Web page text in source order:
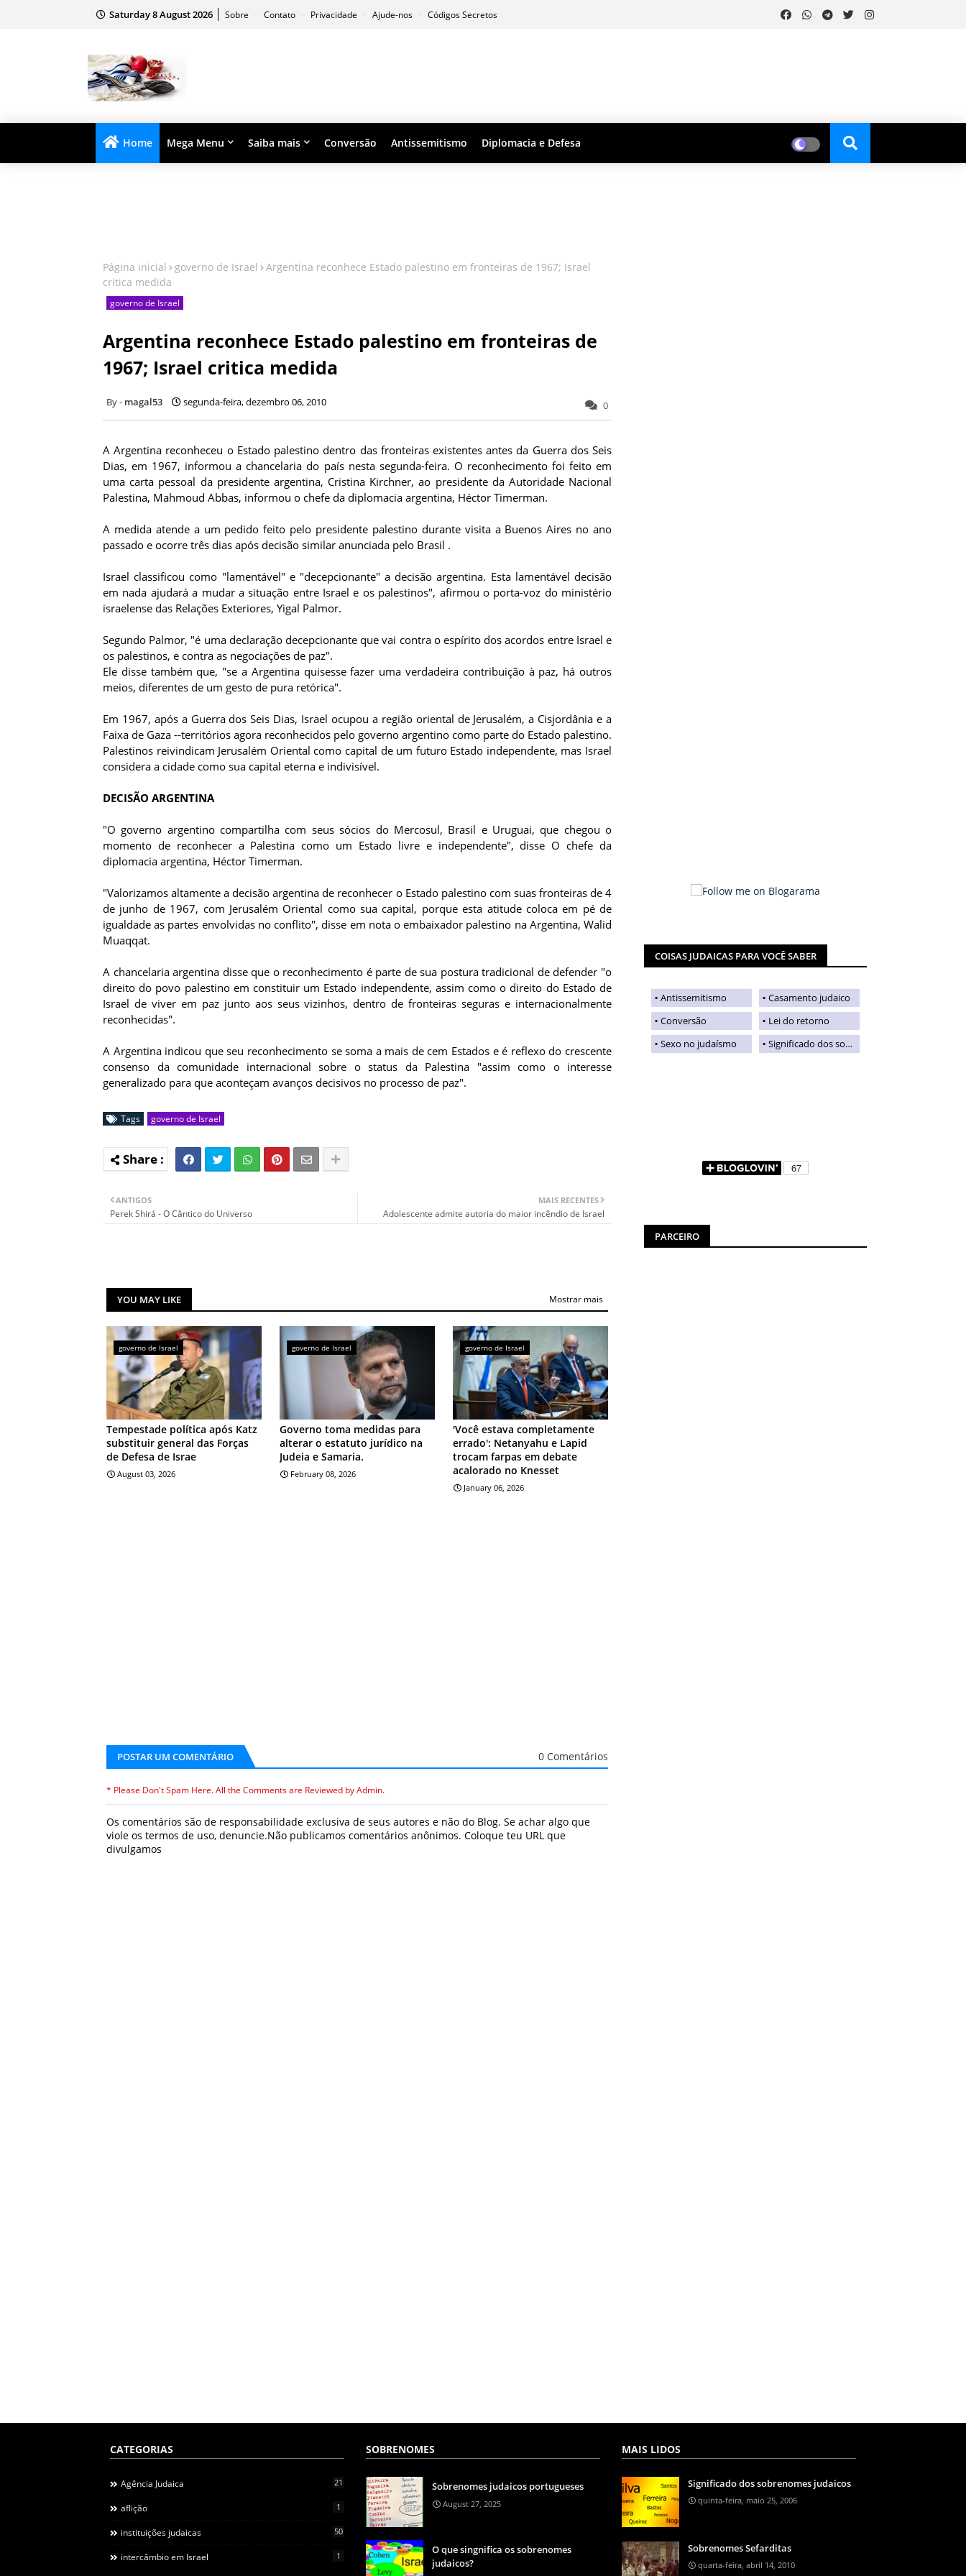
Saturday 8 August 2026 Sobre Contato Privacidade Ajude-nos Códigos Secretos
Home Mega Menu Saiba mais Conversão Antissemitismo Diplomacia e Defesa
Página inicial governo de Israel
Argentina reconhece Estado palestino em fronteiras de 1967; Israel
critica medida
governo de Israel
Argentina reconhece Estado palestino em fronteiras de
1967; Israel critica medida
magal53 segunda-feira, dezembro 06, 2010 0
A Argentina reconheceu o Estado palestino dentro das fronteiras existentes antes da Guerra dos Seis
Dias, em 1967, informou a chancelaria do país nesta segunda-feira. O reconhecimento foi feito em
uma carta pessoal da presidente argentina, Cristina Kirchner, ao presidente da Autoridade Nacional
Palestina, Mahmoud Abbas, informou o chefe da diplomacia argentina, Héctor Timerman.
A medida atende a um pedido feito pelo presidente palestino durante visita a Buenos Aires no ano
passado e ocorre três dias após decisão similar anunciada pelo Brasil .
Israel classificou como "lamentável" e "decepcionante" a decisão argentina. Esta lamentável decisão
em nada ajudará a mudar a situação entre Israel e os palestinos", afirmou o porta-voz do ministério
israelense das Relações Exteriores, Yigal Palmor.
Segundo Palmor, "é uma declaração decepcionante que vai contra o espírito dos acordos entre Israel e
os palestinos, e contra as negociações de paz".
Ele disse também que, "se a Argentina quisesse fazer uma verdadeira contribuição à paz, há outros
meios, diferentes de um gesto de pura retórica".
Em 1967, após a Guerra dos Seis Dias, Israel ocupou a região oriental de Jerusalém, a Cisjordânia e a
Faixa de Gaza --territórios agora reconhecidos pelo governo argentino como parte do Estado palestino.
Palestinos reivindicam Jerusalém Oriental como capital de um futuro Estado independente, mas Israel
considera a cidade como sua capital eterna e indivisível.
DECISÃO ARGENTINA
"O governo argentino compartilha com seus sócios do Mercosul, Brasil e Uruguai, que chegou o
momento de reconhecer a Palestina como um Estado livre e independente", disse O chefe da
diplomacia argentina, Héctor Timerman.
"Valorizamos altamente a decisão argentina de reconhecer o Estado palestino com suas fronteiras de 4
de junho de 1967, com Jerusalém Oriental como sua capital, porque esta atitude coloca em pé de
igualdade as partes envolvidas no conflito", disse em nota o embaixador palestino na Argentina, Walid
Muaqqat.
A chancelaria argentina disse que o reconhecimento é parte de sua postura tradicional de defender "o
direito do povo palestino em constituir um Estado independente, assim como o direito do Estado de
Israel de viver em paz junto aos seus vizinhos, dentro de fronteiras seguras e internacionalmente
reconhecidas".
A Argentina indicou que seu reconhecimento se soma a mais de cem Estados e é reflexo do crescente
consenso da comunidade internacional sobre o status da Palestina "assim como o interesse
generalizado para que aconteçam avanços decisivos no processo de paz".
Tags governo de Israel
MAIS RECENTES
Adolescente admite autoria do maior incêndio de Israel
ANTIGOS
Perek Shirá - O Cântico do Universo
YOU MAY LIKE Mostrar mais
governo de Israel
Tempestade política após Katz
substituir general das Forças
de Defesa de Israe
August 03, 2026
governo de Israel
Governo toma medidas para
alterar o estatuto jurídico na
Judeia e Samaria.
February 08, 2026
governo de Israel
'Você estava completamente
errado': Netanyahu e Lapid
trocam farpas em debate
acalorado no Knesset
January 06, 2026
POSTAR UM COMENTÁRIO 0 Comentários
* Please Don't Spam Here. All the Comments are Reviewed by Admin.
Os comentários são de responsabilidade exclusiva de seus autores e não do Blog. Se achar algo que
viole os termos de uso, denuncie.Não publicamos comentários anônimos. Coloque teu URL que
divulgamos
COISAS JUDAICAS PARA VOCÊ SABER
Antissemitismo
Casamento judaico
Conversão
Lei do retorno
Sexo no judaísmo
Significado dos sobrenomes judaicos
PARCEIRO
CATEGORIAS
Agência Judaica 21
aflição 1
instituições judaicas 50
intercâmbio em Israel 1
SOBRENOMES
Sobrenomes judaicos portugueses
August 27, 2025
O que singnifica os sobrenomes
judaicos?
MAIS LIDOS
Significado dos sobrenomes judaicos
quinta-feira, maio 25, 2006
Sobrenomes Sefarditas
quarta-feira, abril 14, 2010